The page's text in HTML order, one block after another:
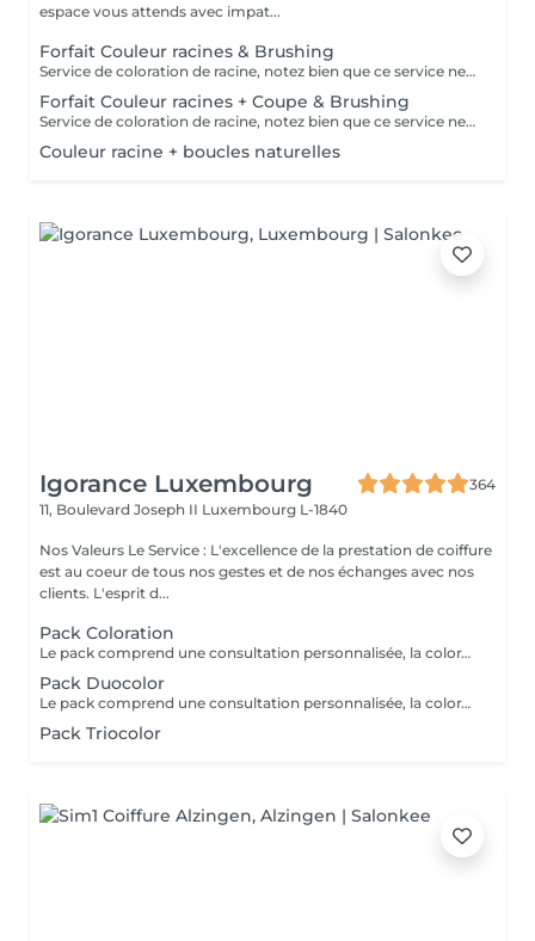
espace vous attends avec impat...
Forfait Couleur racines & Brushing
Service de coloration de racine, notez bien que ce service ne permet pas d‘effectuer d’importants éclaircissements tel qu‘un balayage ou des mèches.
Forfait Couleur racines + Coupe & Brushing
Service de coloration de racine, notez bien que ce service ne permet pas d‘effectuer d’importants éclaircissements tel qu‘un balayage ou des mèches.
Couleur racine + boucles naturelles
Igorance Luxembourg
364
11, Boulevard Joseph II Luxembourg L-1840
Nos Valeurs Le Service : L'excellence de la prestation de coiffure
est au coeur de tous nos gestes et de nos échanges avec nos
clients. L'esprit d...
Pack Coloration
Le pack comprend une consultation personnalisée, la coloration des racines avec les produits L’OREAL PROFESSIONNEL , shampooing et conditionneur spécifiques REDKEN , le séchage et les produits de finitions REDKEN. Option Coupe : la coupe IGORANCE ( finition sur cheveux secs), le séchage et les produits de finitions REDKEN. * Tarifs à titre indicatifs à confirmer après la consultation personnalisée établit auprès de votre coiffeur/stylist/spécialiste * La direction se réserve le droit d’apporter des modifications pour le bon fonctionnement du salon
Pack Duocolor
Le pack comprend une consultation personnalisée, la coloration des racines et un coup de soleil avec les produits LOREAL PROFESSIONNEL , shampooing et conditionneur spécifiques REDKEN , le séchage et les produits de styling REDKEN Option Coupe : la coupe IGORANCE ( finition sur cheveux secs), le séchage et les produits de styling REDKEN * Tarifs à titre indicatifs à confirmer après la consultation personnalisée établit auprès de votre coiffeur/stylist/spécialiste * La direction se réserve le droit d’apporter des modifications pour le bon fonctionnement du salon
Pack Triocolor